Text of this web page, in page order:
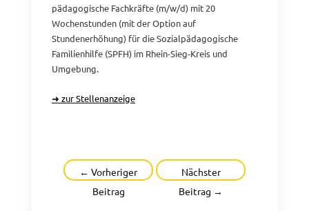
pädagogische Fachkräfte (m/w/d) mit 20
Wochenstunden (mit der Option auf
Stundenerhöhung) für die Sozialpädagogische
Familienhilfe (SPFH) im Rhein-Sieg-Kreis und
Umgebung.
➜ zur Stellenanzeige
Beitragsnavigation
← Vorheriger
Beitrag
Nächster
Beitrag →